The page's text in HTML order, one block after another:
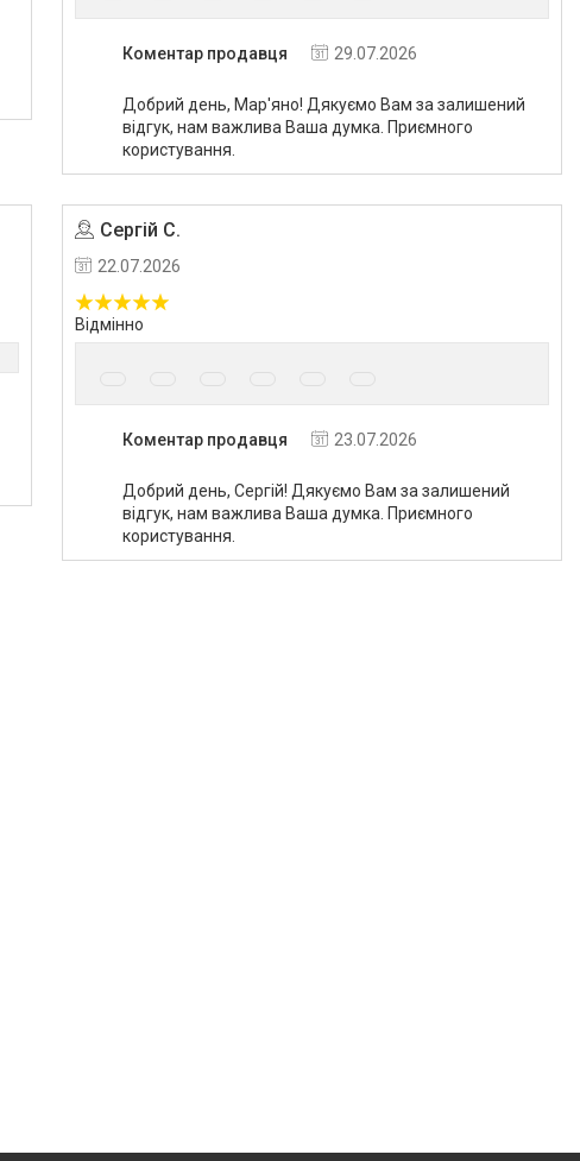
Коментар продавця 29.07.2026
Добрий день, Мар'яно! Дякуємо Вам за залишений
відгук, нам важлива Ваша думка. Приємного
користування.
Сергій С.
22.07.2026
Відмінно
Коментар продавця 23.07.2026
Добрий день, Сергій! Дякуємо Вам за залишений
відгук, нам важлива Ваша думка. Приємного
користування.